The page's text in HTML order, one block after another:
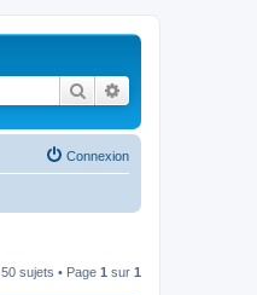
Rechercher
Connexion
50 sujets • Page 1 sur 1